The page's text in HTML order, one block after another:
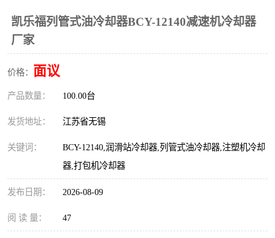
凯乐福列管式油冷却器BCY-12140减速机冷却器
厂家
价格： 面议
产品数量： 100.00台
发货地址： 江苏省无锡
关键词：
BCY-12140,润滑站冷却器,列管式油冷却器,注塑机冷却
器,打包机冷却器
发布日期： 2026-08-09
阅 读 量： 47